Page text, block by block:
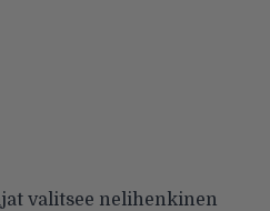
valitsee nelihenkinen